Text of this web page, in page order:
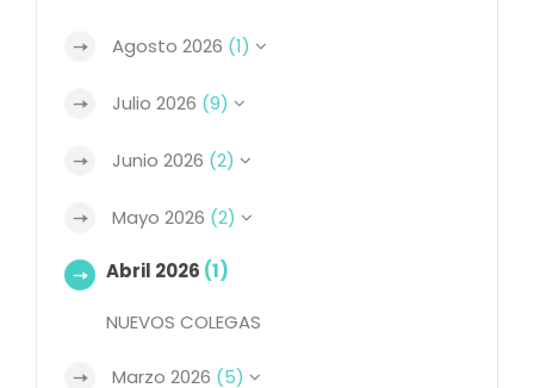
Agosto 2026 (1)
Julio 2026 (9)
Junio 2026 (2)
Mayo 2026 (2)
Abril 2026 (1)
NUEVOS COLEGAS
Marzo 2026 (5)